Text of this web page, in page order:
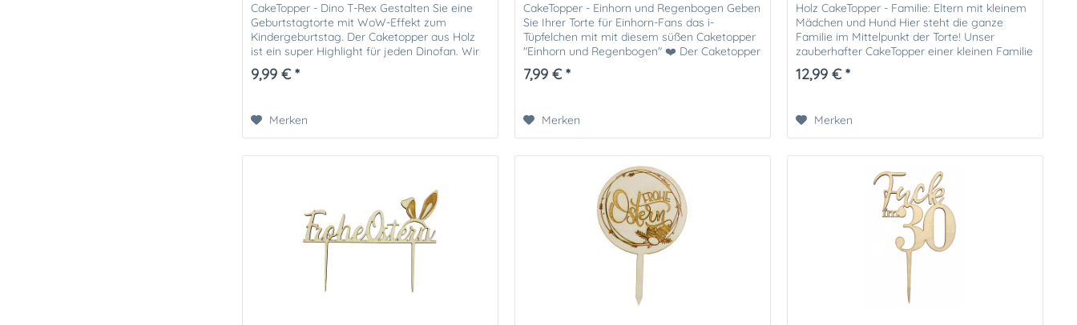
CakeTopper - Dino T-Rex Gestalten Sie eine
Geburtstagtorte mit WoW-Effekt zum
Kindergeburtstag. Der Caketopper aus Holz
ist ein super Highlight für jeden Dinofan. Wir
empfehlen Ihnen die Stiele mit...
9,99 € *
Merken
CakeTopper - Einhorn und Regenbogen Geben
Sie Ihrer Torte für Einhorn-Fans das i-
Tüpfelchen mit mit diesem süßen Caketopper
"Einhorn und Regenbogen" ❤️ Der Caketopper
ist aus 3mm starkem Holz....
7,99 € *
Merken
Holz CakeTopper - Familie: Eltern mit kleinem
Mädchen und Hund Hier steht die ganze
Familie im Mittelpunkt der Torte! Unser
zauberhafter CakeTopper einer kleinen Familie
mit Mächen und Hund eigent...
12,99 € *
Merken